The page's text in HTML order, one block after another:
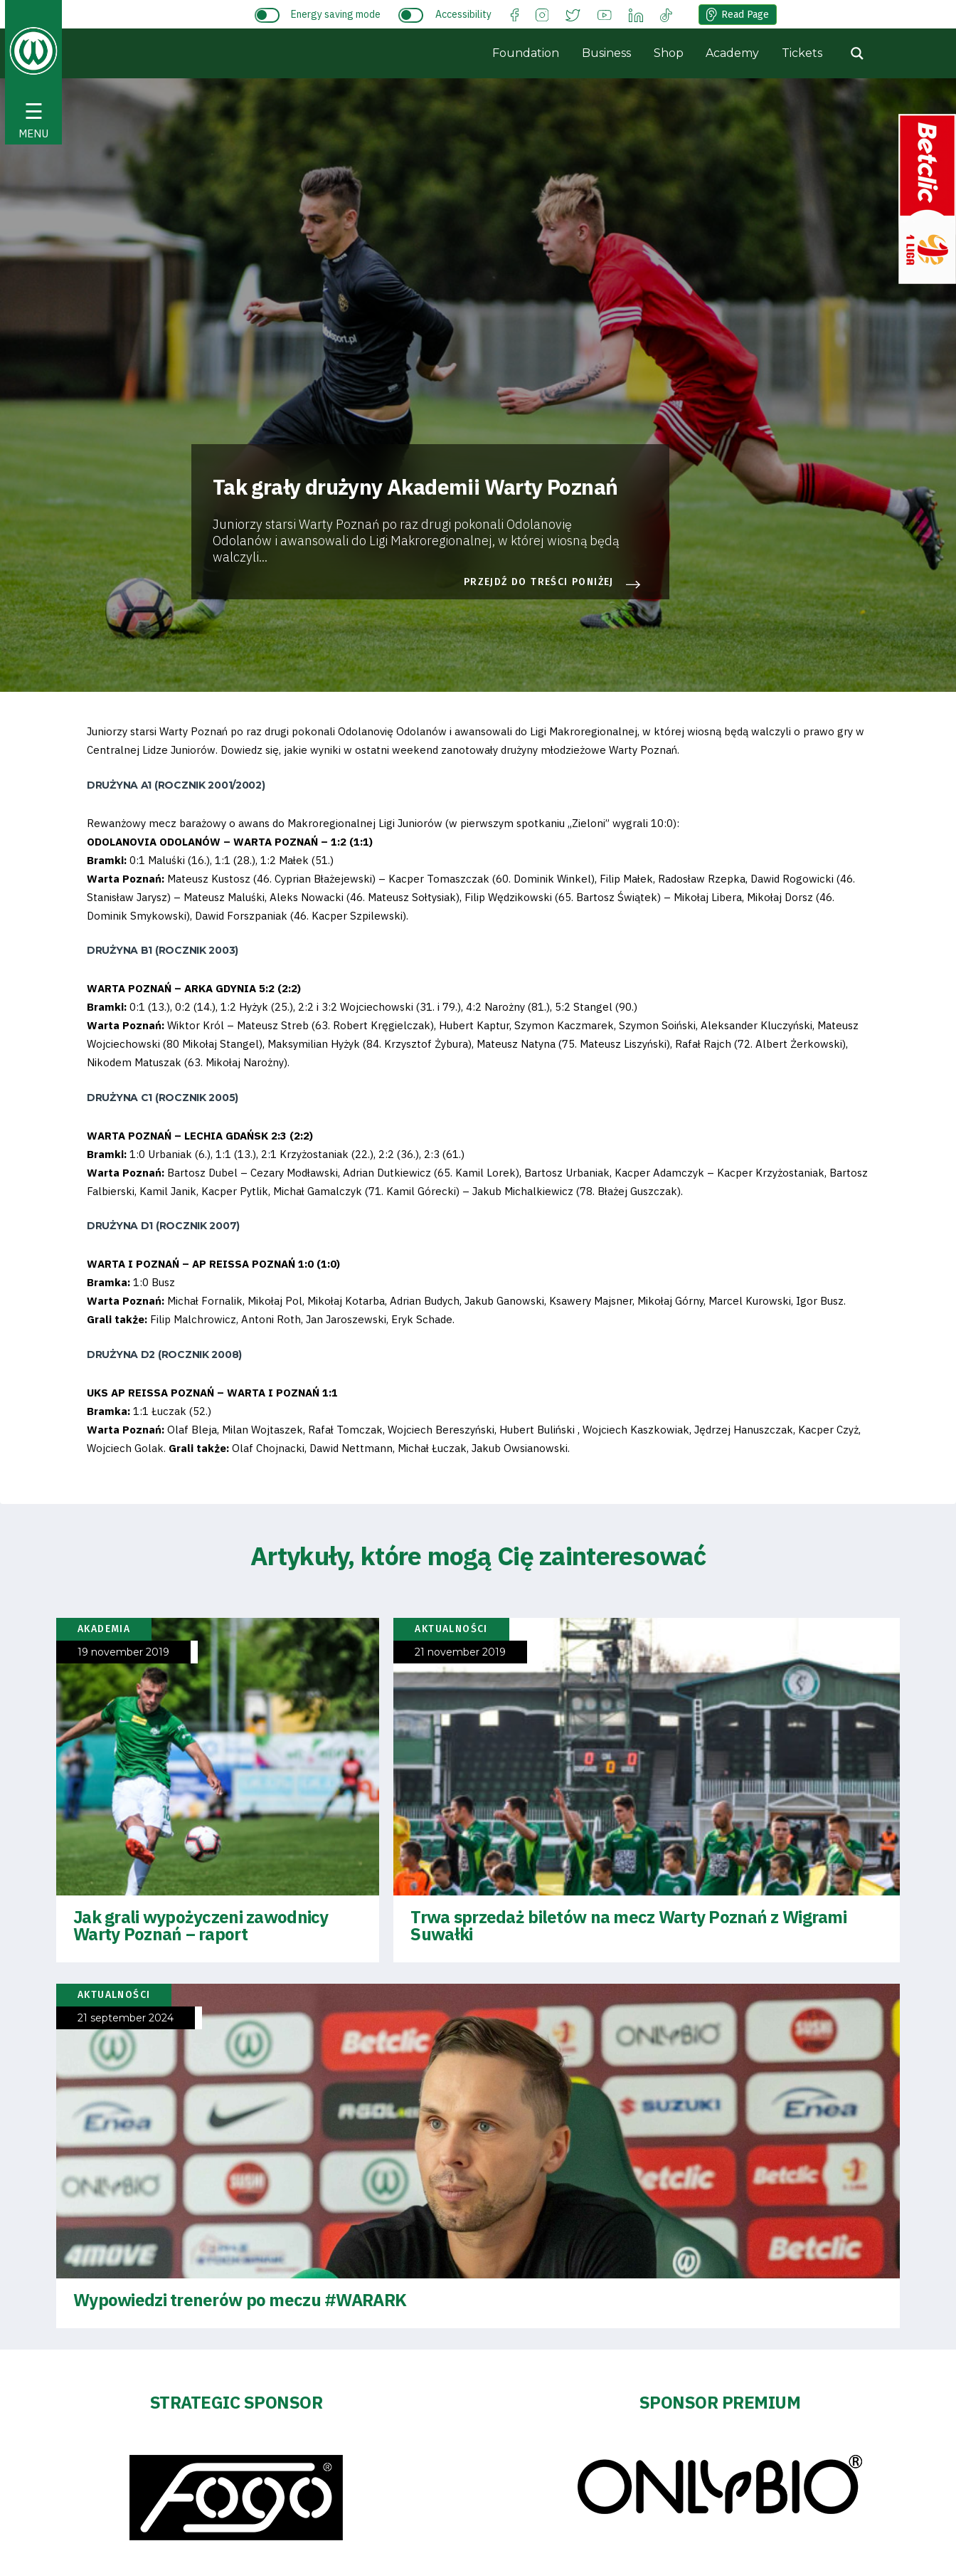
☰
MENU
Contact
Academy
Business
Shop
Privacy
policy
Regulations
Development
Plan
2024-
Strategy
2024-
Warta’s
Alley
#WORTHdownload
Energy saving mode Accessibility Read Page
Foundation Business Shop Academy Tickets
Tak grały drużyny Akademii Warty Poznań
Juniorzy starsi Warty Poznań po raz drugi pokonali Odolanovię
Odolanów i awansowali do Ligi Makroregionalnej, w której wiosną będą
walczyli...
PRZEJDŹ DO TREŚCI PONIŻEJ
Juniorzy starsi Warty Poznań po raz drugi pokonali Odolanovię Odolanów i awansowali do Ligi Makroregionalnej, w której wiosną będą walczyli o prawo gry w
Centralnej Lidze Juniorów. Dowiedz się, jakie wyniki w ostatni weekend zanotowały drużyny młodzieżowe Warty Poznań.
DRUŻYNA A1 (ROCZNIK 2001/2002)
Rewanżowy mecz barażowy o awans do Makroregionalnej Ligi Juniorów (w pierwszym spotkaniu „Zieloni” wygrali 10:0):
ODOLANOVIA ODOLANÓW – WARTA POZNAŃ – 1:2 (1:1)
Bramki: 0:1 Maluśki (16.), 1:1 (28.), 1:2 Małek (51.)
Warta Poznań: Mateusz Kustosz (46. Cyprian Błażejewski) – Kacper Tomaszczak (60. Dominik Winkel), Filip Małek, Radosław Rzepka, Dawid Rogowicki (46.
Stanisław Jarysz) – Mateusz Maluśki, Aleks Nowacki (46. Mateusz Sołtysiak), Filip Wędzikowski (65. Bartosz Świątek) – Mikołaj Libera, Mikołaj Dorsz (46.
Dominik Smykowski), Dawid Forszpaniak (46. Kacper Szpilewski).
DRUŻYNA B1 (ROCZNIK 2003)
WARTA POZNAŃ – ARKA GDYNIA 5:2 (2:2)
Bramki: 0:1 (13.), 0:2 (14.), 1:2 Hyżyk (25.), 2:2 i 3:2 Wojciechowski (31. i 79.), 4:2 Narożny (81.), 5:2 Stangel (90.)
Warta Poznań: Wiktor Król – Mateusz Streb (63. Robert Kręgielczak), Hubert Kaptur, Szymon Kaczmarek, Szymon Soiński, Aleksander Kluczyński, Mateusz
Wojciechowski (80 Mikołaj Stangel), Maksymilian Hyżyk (84. Krzysztof Żybura), Mateusz Natyna (75. Mateusz Liszyński), Rafał Rajch (72. Albert Żerkowski),
Nikodem Matuszak (63. Mikołaj Narożny).
DRUŻYNA C1 (ROCZNIK 2005)
WARTA POZNAŃ – LECHIA GDAŃSK 2:3 (2:2)
Bramki: 1:0 Urbaniak (6.), 1:1 (13.), 2:1 Krzyżostaniak (22.), 2:2 (36.), 2:3 (61.)
Warta Poznań: Bartosz Dubel – Cezary Modławski, Adrian Dutkiewicz (65. Kamil Lorek), Bartosz Urbaniak, Kacper Adamczyk – Kacper Krzyżostaniak, Bartosz
Falbierski, Kamil Janik, Kacper Pytlik, Michał Gamalczyk (71. Kamil Górecki) – Jakub Michalkiewicz (78. Błażej Guszczak).
DRUŻYNA D1 (ROCZNIK 2007)
WARTA I POZNAŃ – AP REISSA POZNAŃ 1:0 (1:0)
Bramka: 1:0 Busz
Warta Poznań: Michał Fornalik, Mikołaj Pol, Mikołaj Kotarba, Adrian Budych, Jakub Ganowski, Ksawery Majsner, Mikołaj Górny, Marcel Kurowski, Igor Busz.
Grali także: Filip Malchrowicz, Antoni Roth, Jan Jaroszewski, Eryk Schade.
DRUŻYNA D2 (ROCZNIK 2008)
UKS AP REISSA POZNAŃ – WARTA I POZNAŃ 1:1
Bramka: 1:1 Łuczak (52.)
Warta Poznań: Olaf Bleja, Milan Wojtaszek, Rafał Tomczak, Wojciech Bereszyński, Hubert Buliński , Wojciech Kaszkowiak, Jędrzej Hanuszczak, Kacper Czyż,
Wojciech Golak. Grali także: Olaf Chojnacki, Dawid Nettmann, Michał Łuczak, Jakub Owsianowski.
Artykuły, które mogą Cię zainteresować
AKADEMIA
19 november 2019
Jak grali wypożyczeni zawodnicy
Warty Poznań – raport
AKTUALNOŚCI
21 november 2019
Trwa sprzedaż biletów na mecz Warty Poznań z Wigrami
Suwałki
AKTUALNOŚCI
21 september 2024
Wypowiedzi trenerów po meczu #WARARK
STRATEGIC SPONSOR SPONSOR PREMIUM